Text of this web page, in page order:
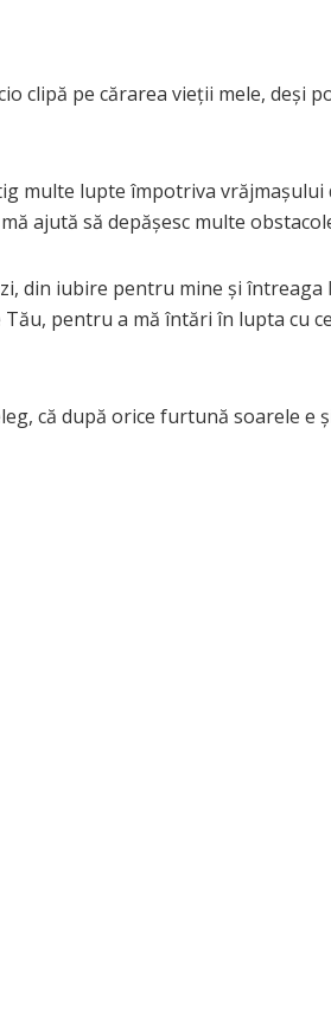
clipă pe cărarea vieţii mele, deşi
multe lupte împotriva vrăjmaşului
ajută să depăşesc multe
din iubire pentru mine şi
pentru a mă întări în lupta cu
că după orice furtună soarele e